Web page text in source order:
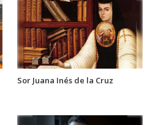
Sor Juana Inés de la Cruz